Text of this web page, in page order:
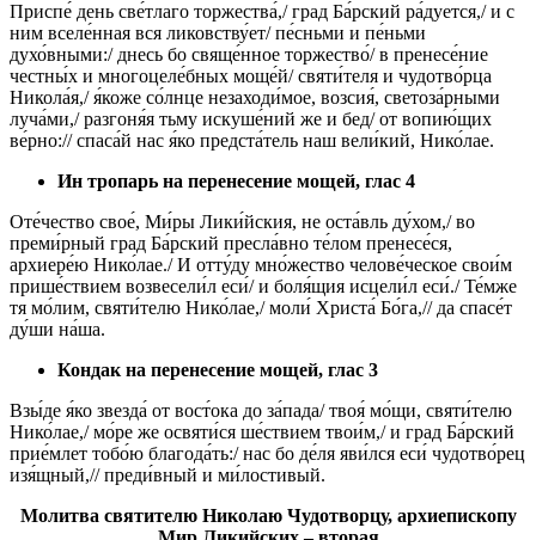
Приспе́ день све́тлаго торжества́,/ град Ба́рский ра́дуется,/ и с
ним вселе́нная вся ликовству́ет/ пе́сньми и пе́ньми
духо́вными:/ днесь бо свяще́нное торжество́/ в пренесе́ние
честны́х и многоцеле́бных моще́й/ святи́теля и чудотво́рца
Никола́я,/ я́коже со́лнце незаходи́мое, возсия́, светоза́рными
луча́ми,/ разгоня́я тьму искуше́ний же и бед/ от вопию́щих
ве́рно:// спаса́й нас я́ко предста́тель наш вели́кий, Нико́лае.
Ин тропарь на перенесение мощей, глас 4
Оте́чество свое́, Ми́ры Лики́йския, не оста́вль ду́хом,/ во
преми́рный град Ба́рский пресла́вно те́лом пренесе́ся,
архиере́ю Нико́лае./ И отту́ду мно́жество челове́ческое свои́м
прише́ствием возвесели́л еси́/ и боля́щия исцели́л еси́./ Те́мже
тя мо́лим, святи́телю Нико́лае,/ моли́ Христа́ Бо́га,// да спасе́т
ду́ши на́ша.
Кондак на перенесение мощей, глас 3
Взы́де я́ко звезда́ от вост́ока до за́пада/ твоя́ мо́щи, святи́телю
Нико́лае,/ мо́ре же освяти́ся ше́ствием твои́м,/ и град Ба́рский
прие́млет тобо́ю благода́ть:/ нас бо де́ля яви́лся еси́ чудотво́рец
изя́щный,// преди́вный и ми́лостивый.
Молитва святителю Николаю Чудотворцу, архиепископу